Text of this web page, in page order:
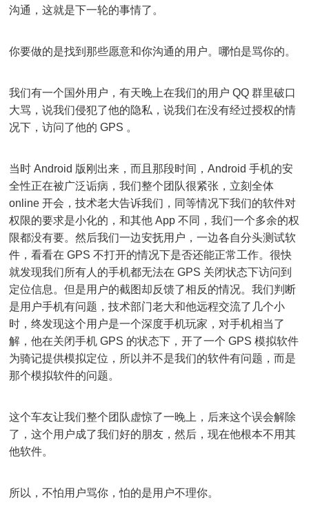
沟通，这就是下一轮的事情了。
你要做的是找到那些愿意和你沟通的用户。哪怕是骂你的。
我们有一个国外用户，有天晚上在我们的用户 QQ 群里破口
大骂，说我们侵犯了他的隐私，说我们在没有经过授权的情
况下，访问了他的 GPS 。
当时 Android 版刚出来，而且那段时间，Android 手机的安
全性正在被广泛诟病，我们整个团队很紧张，立刻全体
online 开会，技术老大告诉我们，同等情况下我们的软件对
权限的要求是小化的，和其他 App 不同，我们一个多余的权
限都没有要。然后我们一边安抚用户，一边各自分头测试软
件，看看在 GPS 不打开的情况下是否还能正常工作。很快
就发现我们所有人的手机都无法在 GPS 关闭状态下访问到
定位信息。但是用户的截图却反馈了相反的情况。我们判断
是用户手机有问题，技术部门老大和他远程交流了几个小
时，终发现这个用户是一个深度手机玩家，对手机相当了
解，他在关闭手机 GPS 的状态下，开了一个 GPS 模拟软件
为骑记提供模拟定位，所以并不是我们的软件有问题，而是
那个模拟软件的问题。
这个车友让我们整个团队虚惊了一晚上，后来这个误会解除
了，这个用户成了我们好的朋友，然后，现在他根本不用其
他软件。
所以，不怕用户骂你，怕的是用户不理你。